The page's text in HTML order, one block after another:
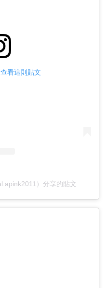
看這則貼文
）分享的貼文